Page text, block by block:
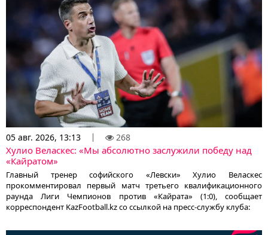
05 авг. 2026, 13:13 268
Хулио Веласкес: «Мы абсолютно заслужили победу над
«Кайратом»
Главный тренер софийского «Левски» Хулио Веласкес
прокомментировал первый матч третьего квалификационного
раунда Лиги Чемпионов против «Кайрата» (1:0), сообщает
корреспондент KazFootball.kz со ссылкой на пресс-службу клуба: